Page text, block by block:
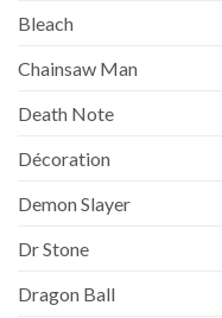
Bleach
Chainsaw Man
Death Note
Décoration
Demon Slayer
Dr Stone
Dragon Ball